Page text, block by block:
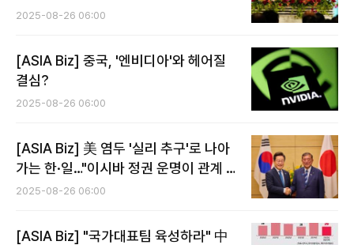
2025-08-26 06:00
[ASIA Biz] 중국, '엔비디아'와 헤어질
결심?
2025-08-26 06:00
[ASIA Biz] 美 염두 '실리 추구'로 나아
가는 한·일…"이시바 정권 운명이 관계 좌
우"
2025-08-26 06:00
[ASIA Biz] "국가대표팀 육성하라" 中